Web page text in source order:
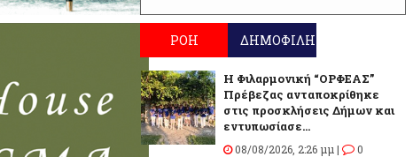
ΡΟΗ ΔΗΜΟΦΙΛΗ
Η Φιλαρμονική “ΟΡΦΕΑΣ”
Πρέβεζας ανταποκρίθηκε
στις προσκλήσεις Δήμων και
εντυπωσίασε...
08/08/2026, 2:26 μμ |
0